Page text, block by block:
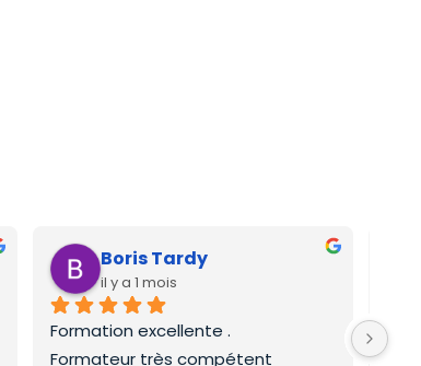
Boris Tardy
il y a 1 mois
Formation excellente .
Formateur très compétent